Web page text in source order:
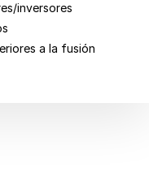
inversores
a la fusión